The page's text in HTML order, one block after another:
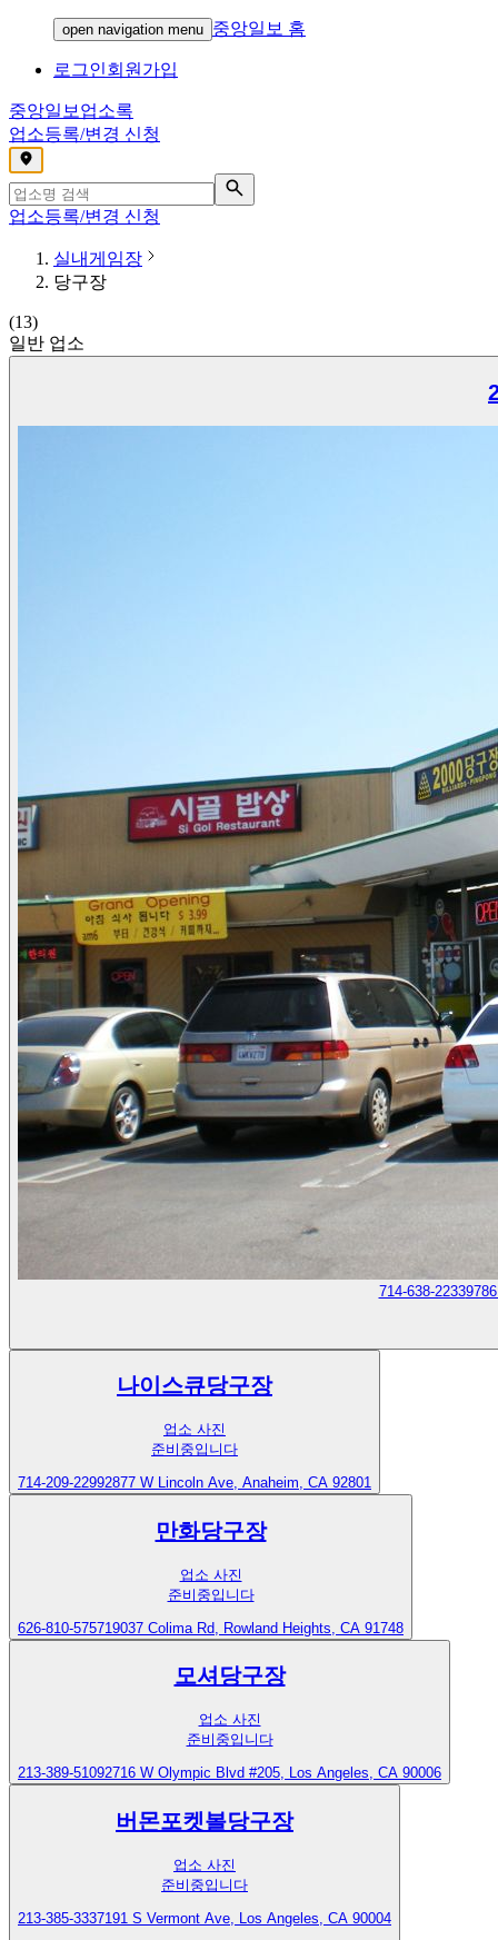
open navigation menu 중앙일보 홈
로그인회원가입
중앙일보 업소록
업소등록/변경 신청
,
업소등록/변경 신청
실내게임장
당구장
(13)
일반 업소
714-638-2233
나이스큐당구장
업소 사진
준비중입니다
714-209-22992877 W Lincoln Ave, Anaheim, CA 92801
만화당구장
업소 사진
준비중입니다
626-810-575719037 Colima Rd, Rowland Heights, CA 91748
모셔당구장
업소 사진
준비중입니다
213-389-51092716 W Olympic Blvd #205, Los Angeles, CA 90006
버몬포켓볼당구장
업소 사진
준비중입니다
213-385-3337191 S Vermont Ave, Los Angeles, CA 90004